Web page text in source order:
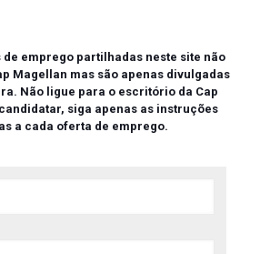
de emprego partilhadas neste site não
Magellan mas são apenas divulgadas
Não ligue para o escritório da Cap
siga apenas as instruções
a cada oferta de emprego.